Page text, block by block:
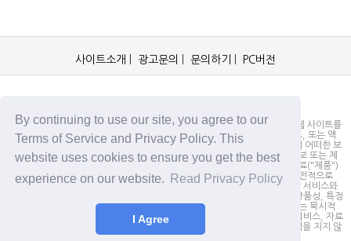
By continuing to use our site, you agree to our
Terms of Service and Privacy Policy. This
website uses cookies to ensure you get the best
experience on our website.
Read Privacy Policy
I Agree
사이트소개 광고문의 문의하기 PC버전
OCKorea365.com 오씨코리아365는 본 웹 사이트에 명시되어 있거나, 본 웹 사이트를
통해 배포되거나, 본 웹 사이트에 포함되어 있는 서비스로부터 링크, 다운로드, 또는 액
세스되는 정보, 내용 또는 광고(총칭하여 "자료")의 정확성이나 신뢰성에 대해 어떠한 보
증도 하지 않을 뿐만 아니라 서비스상의, 또는 서비스와 관련된 광고, 기타 정보 또는 제
안의 결과로서 디스플레이, 구매 또는 취득하게 되는 제품, 정보 또는 기타 자료("제품")
의 품질에 대해서도 보증을 하지 않습니다. 귀하는, 자료에 대한 신뢰 여부가 전적으로
본 웹사이트를 방문하신 귀하의 책임임을 인정합니다. OCKorea365.com은 서비스와
자료를 "있는 그대로" 제공하며, 서비스 또는 기타 자료 및 제품과 관련하여 상품성, 특정
목적에의 적합성에 대한 보증을 포함하되 이에 제한되지 않고 모든 명시적 또는 묵시적
인 보증을 명시적으로 부인합니다. 어떠한 경우에도 OCKorea365.com은 서비스, 자료
및 제품과 관련하여 직접, 간접, 부수적, 징벌적, 파생적인 손해에 대해서 책임을 지지 않